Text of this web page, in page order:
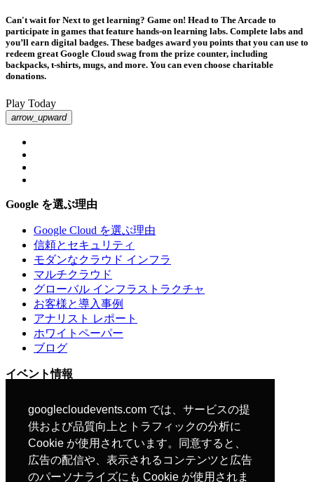
googlecloudevents.com では、サービスの提
供および品質向上とトラフィックの分析に
Cookie が使用されています。同意すると、
広告の配信や、表示されるコンテンツと広告
のパーソナライズにも Cookie が使用されま
Can't wait for Next to get learning? Game on! Head to The Arcade to
participate in games that feature hands-on learning labs. Complete labs and
you’ll earn digital badges. These badges award you points that you can use to
redeem great Google Cloud swag from the prize counter, including
backpacks, t-shirts, mugs, and more. You can even choose charitable
donations.
Play Today
arrow_upward
Google を選ぶ理由
Google Cloud を選ぶ理由
信頼とセキュリティ
モダンなクラウド インフラ
マルチクラウド
グローバル インフラストラクチャ
お客様と導入事例
アナリスト レポート
ホワイトペーパー
ブログ
イベント情報
行動規範
さらに詳しく
ユーザー調査に参加する